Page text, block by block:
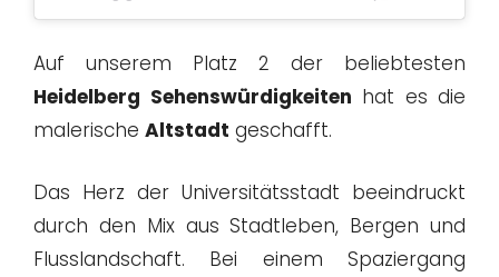
Auf unserem Platz 2 der beliebtesten
Heidelberg Sehenswürdigkeiten hat es die
malerische Altstadt geschafft.
Das Herz der Universitätsstadt beeindruckt
durch den Mix aus Stadtleben, Bergen und
Flusslandschaft. Bei einem Spaziergang